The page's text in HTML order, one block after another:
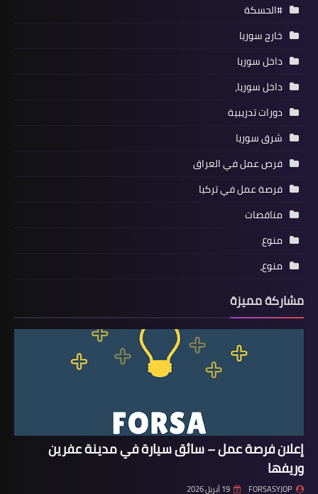
#الحسكة
خارج سوريا
داخل سوريا
داخل سوريا،
دورات تدريبية
شرق سوريا
فرص عمل في العراق
فرصة عمل في تركيا
مناقصات
منوع
منوع،
مشاركة مميزة
إعلان فرصة عمل – سائق سيارة في مدينة عفرين
وريفها
FORSASYJOP 19 أبريل 2026